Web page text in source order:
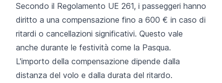
Secondo il Regolamento UE 261, i passeggeri hanno
diritto a una compensazione fino a 600 € in caso di
ritardi o cancellazioni significativi. Questo vale
anche durante le festività come la Pasqua.
L'importo della compensazione dipende dalla
distanza del volo e dalla durata del ritardo.